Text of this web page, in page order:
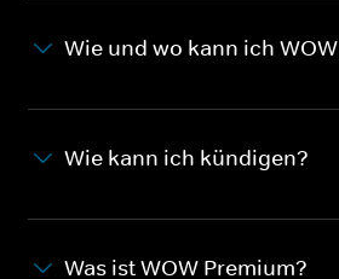
Wie und wo kann ich
Wie kann ich kündigen?
Was ist WOW Premium?